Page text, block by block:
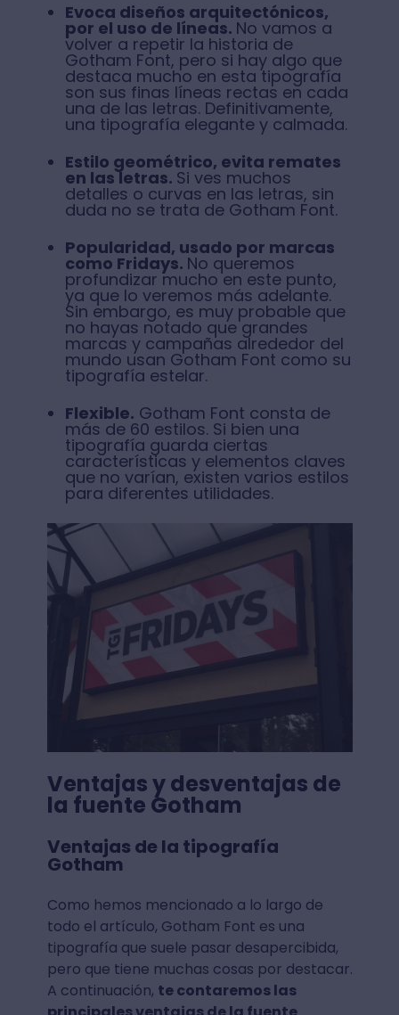
Evoca diseños arquitectónicos,
por el uso de líneas. No vamos a
volver a repetir la historia de
Gotham Font, pero si hay algo que
destaca mucho en esta tipografía
son sus finas líneas rectas en cada
una de las letras. Definitivamente,
una tipografía elegante y calmada.
Estilo geométrico, evita remates
en las letras. Si ves muchos
detalles o curvas en las letras, sin
duda no se trata de Gotham Font.
Popularidad, usado por marcas
como Fridays. No queremos
profundizar mucho en este punto,
ya que lo veremos más adelante.
Sin embargo, es muy probable que
no hayas notado que grandes
marcas y campañas alrededor del
mundo usan Gotham Font como su
tipografía estelar.
Flexible. Gotham Font consta de
más de 60 estilos. Si bien una
tipografía guarda ciertas
características y elementos claves
que no varían, existen varios estilos
para diferentes utilidades.
Ventajas y desventajas de
la fuente Gotham
Ventajas de la tipografía
Gotham
Como hemos mencionado a lo largo de
todo el artículo, Gotham Font es una
tipografía que suele pasar desapercibida,
pero que tiene muchas cosas por destacar.
A continuación, te contaremos las